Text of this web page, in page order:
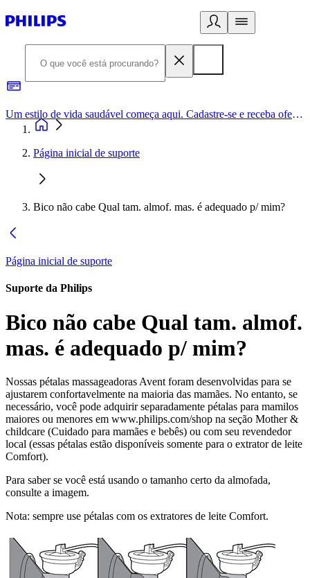
Um estilo de vida saudável começa aqui. Cadastre-se e receba ofertas exclusivas.
Página inicial de suporte
Bico não cabe Qual tam. almof. mas. é adequado p/ mim?
Página inicial de suporte
Suporte da Philips
Bico não cabe Qual tam. almof.
mas. é adequado p/ mim?
Nossas pétalas massageadoras Avent foram desenvolvidas para se
ajustarem confortavelmente na maioria das mamães. No entanto, se
necessário, você pode adquirir separadamente pétalas para mamilos
maiores ou menores em www.philips.com/shop na seção Mother &
childcare (Cuidado para mamães e bebês) ou com seu revendedor
local (essas pétalas estão disponíveis somente para o extrator de leite
Comfort).
Para saber se você está usando o tamanho certo da almofada,
consulte a imagem.
Nota: sempre use pétalas com os extratores de leite Comfort.